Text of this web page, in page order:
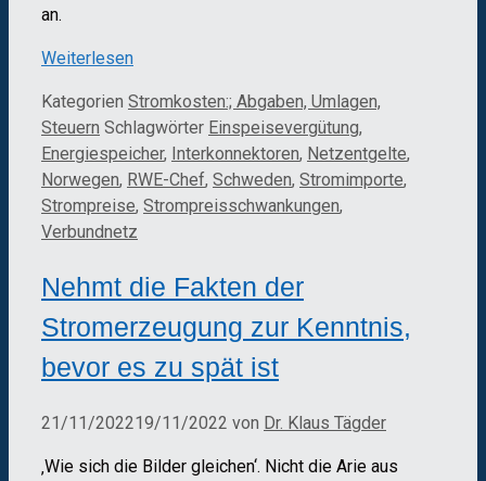
an.
Weiterlesen
Kategorien Stromkosten:; Abgaben, Umlagen,
Steuern Schlagwörter Einspeisevergütung,
Energiespeicher, Interkonnektoren, Netzentgelte,
Norwegen, RWE-Chef, Schweden, Stromimporte,
Strompreise, Strompreisschwankungen,
Verbundnetz
Nehmt die Fakten der
Stromerzeugung zur Kenntnis,
bevor es zu spät ist
21/11/202219/11/2022 von Dr. Klaus Tägder
‚Wie sich die Bilder gleichen‘. Nicht die Arie aus